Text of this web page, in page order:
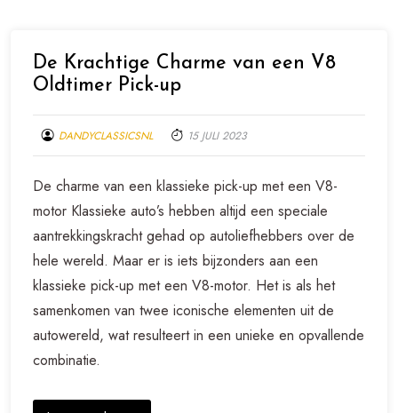
De Krachtige Charme van een V8
Oldtimer Pick-up
DANDYCLASSICSNL 15 JULI 2023
De charme van een klassieke pick-up met een V8-
motor Klassieke auto’s hebben altijd een speciale
aantrekkingskracht gehad op autoliefhebbers over de
hele wereld. Maar er is iets bijzonders aan een
klassieke pick-up met een V8-motor. Het is als het
samenkomen van twee iconische elementen uit de
autowereld, wat resulteert in een unieke en opvallende
combinatie.